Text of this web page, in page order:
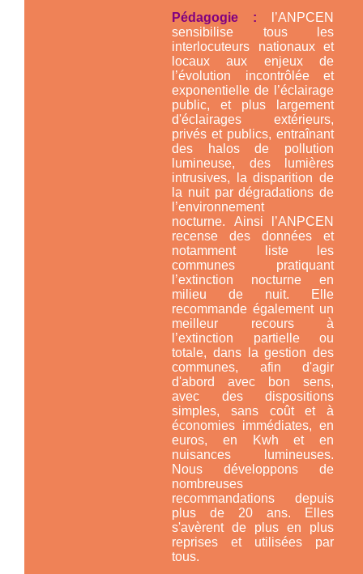
Pédagogie :
l’ANPCEN
sensibilise tous les
interlocuteurs nationaux et
locaux aux enjeux de
l’évolution incontrôlée et
exponentielle de l’éclairage
public, et plus largement
d'éclairages extérieurs,
privés et publics, entraînant
des halos de pollution
lumineuse, des lumières
intrusives, la disparition de
la nuit par dégradations de
l’environnement
nocturne. Ainsi l’ANPCEN
recense des données et
notamment liste les
communes pratiquant
l’extinction nocturne en
milieu de nuit. Elle
recommande également un
meilleur recours à
l’extinction partielle ou
totale, dans la gestion des
communes, afin d'agir
d'abord avec bon sens,
avec des dispositions
simples, sans coût et à
économies immédiates, en
euros, en Kwh et en
nuisances lumineuses.
Nous développons de
nombreuses
recommandations depuis
plus de 20 ans. Elles
s'avèrent de plus en plus
reprises et utilisées par
tous.